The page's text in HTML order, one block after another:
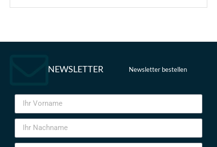
NEWSLETTER Newsletter bestellen